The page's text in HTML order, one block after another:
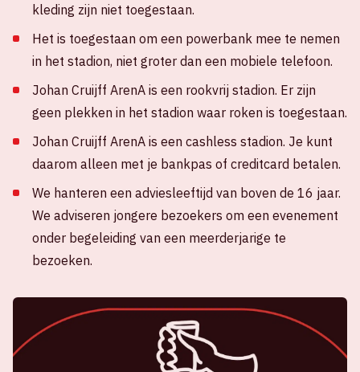
kleding zijn niet toegestaan.
Het is toegestaan om een powerbank mee te nemen
in het stadion, niet groter dan een mobiele telefoon.
Johan Cruijff ArenA is een rookvrij stadion. Er zijn
geen plekken in het stadion waar roken is toegestaan.
Johan Cruijff ArenA is een cashless stadion. Je kunt
daarom alleen met je bankpas of creditcard betalen.
We hanteren een adviesleeftijd van boven de 16 jaar.
We adviseren jongere bezoekers om een evenement
onder begeleiding van een meerderjarige te
bezoeken.